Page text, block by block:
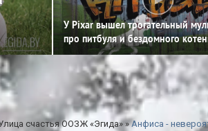
У Pixar вышел трогательный
про питбуля и бездомного
счастья ООЗЖ «Эгида»» Анфиса -